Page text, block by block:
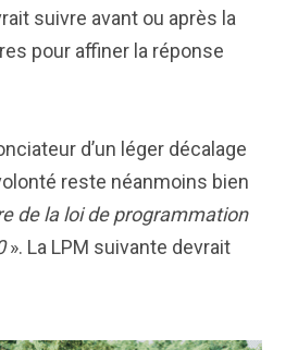
suivre avant ou après la
pour affiner la réponse
d’un léger décalage
reste néanmoins bien
de la loi de programmation
». La LPM suivante devrait